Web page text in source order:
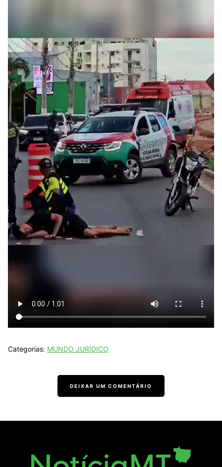
Categorias: MUNDO JURÍDICO
DEIXAR UM COMENTÁRIO